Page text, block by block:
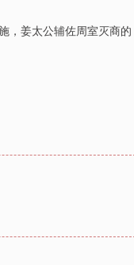
，姜太公辅佐周室灭商的